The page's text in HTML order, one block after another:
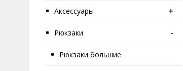
Аксессуары +
Рюкзаки -
Рюкзаки большие